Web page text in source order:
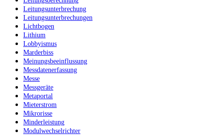
Leitungsunterbrechung
Leitungsunterbrechungen
Lichtbogen
Lithium
Lobbyismus
Marderbiss
Meinungsbeeinflussung
Messdatenerfassung
Messe
Messgeräte
Metaportal
Mieterstrom
Mikrorisse
Minderleistung
Modulwechselrichter